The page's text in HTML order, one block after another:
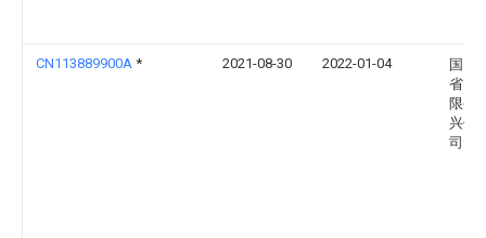
CN113889900A * 2021-08-30 2022-01-04
国网
省电
限公
兴供
司